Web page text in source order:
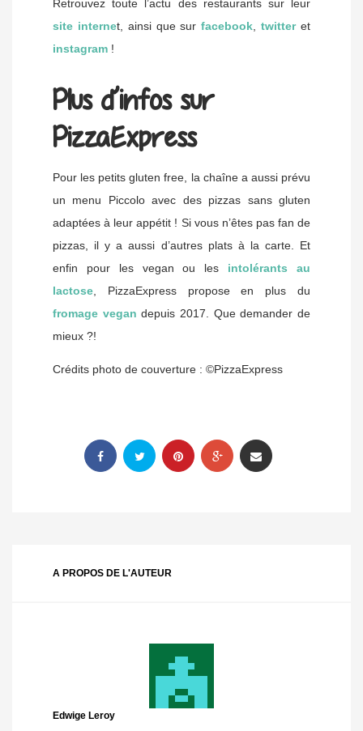
Retrouvez toute l’actu des restaurants sur leur
site internet, ainsi que surfacebook ,twitteret
instagram !
Plus d’infos sur
PizzaExpress
Pour les petits gluten free, la chaîne a aussi prévu
un menu Piccolo avec des pizzas sans gluten
adaptées à leur appétit ! Si vous n’êtes pas fan de
pizzas, il y a aussi d’autres plats à la carte. Et
enfin pour les vegan ou les intolérants au
lactose , PizzaExpress propose en plus du
fromage vegan depuis 2017. Que demander de
mieux ?!
Crédits photo de couverture : ©PizzaExpress
A PROPOS DE L'AUTEUR
Edwige Leroy